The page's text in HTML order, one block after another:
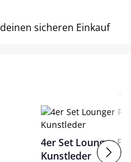
sicheren Einkauf
4er Set Lounger
Kunstleder